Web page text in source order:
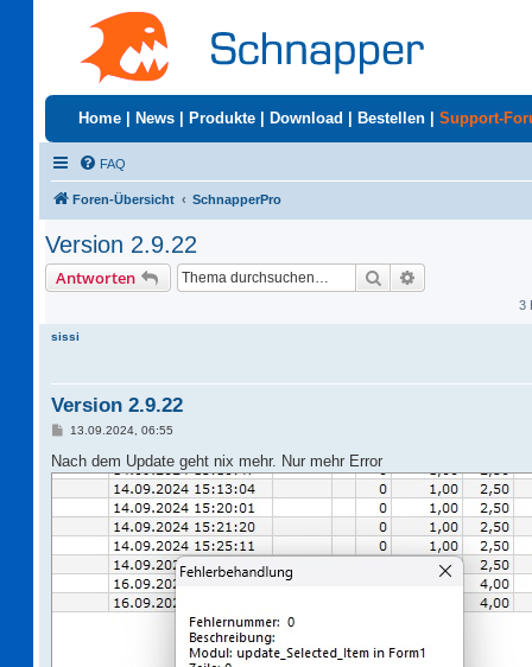
Home News Produkte Download Bestellen Support-
FAQ
Foren-Übersicht SchnapperPro
Version 2.9.22
Antworten Suche
3
sissi
Version 2.9.22
B
i
t
a
g
13.09.2024, 06:55
Nach dem Update geht nix mehr. Nur mehr Error